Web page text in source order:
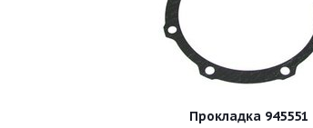
Прокладка 945551